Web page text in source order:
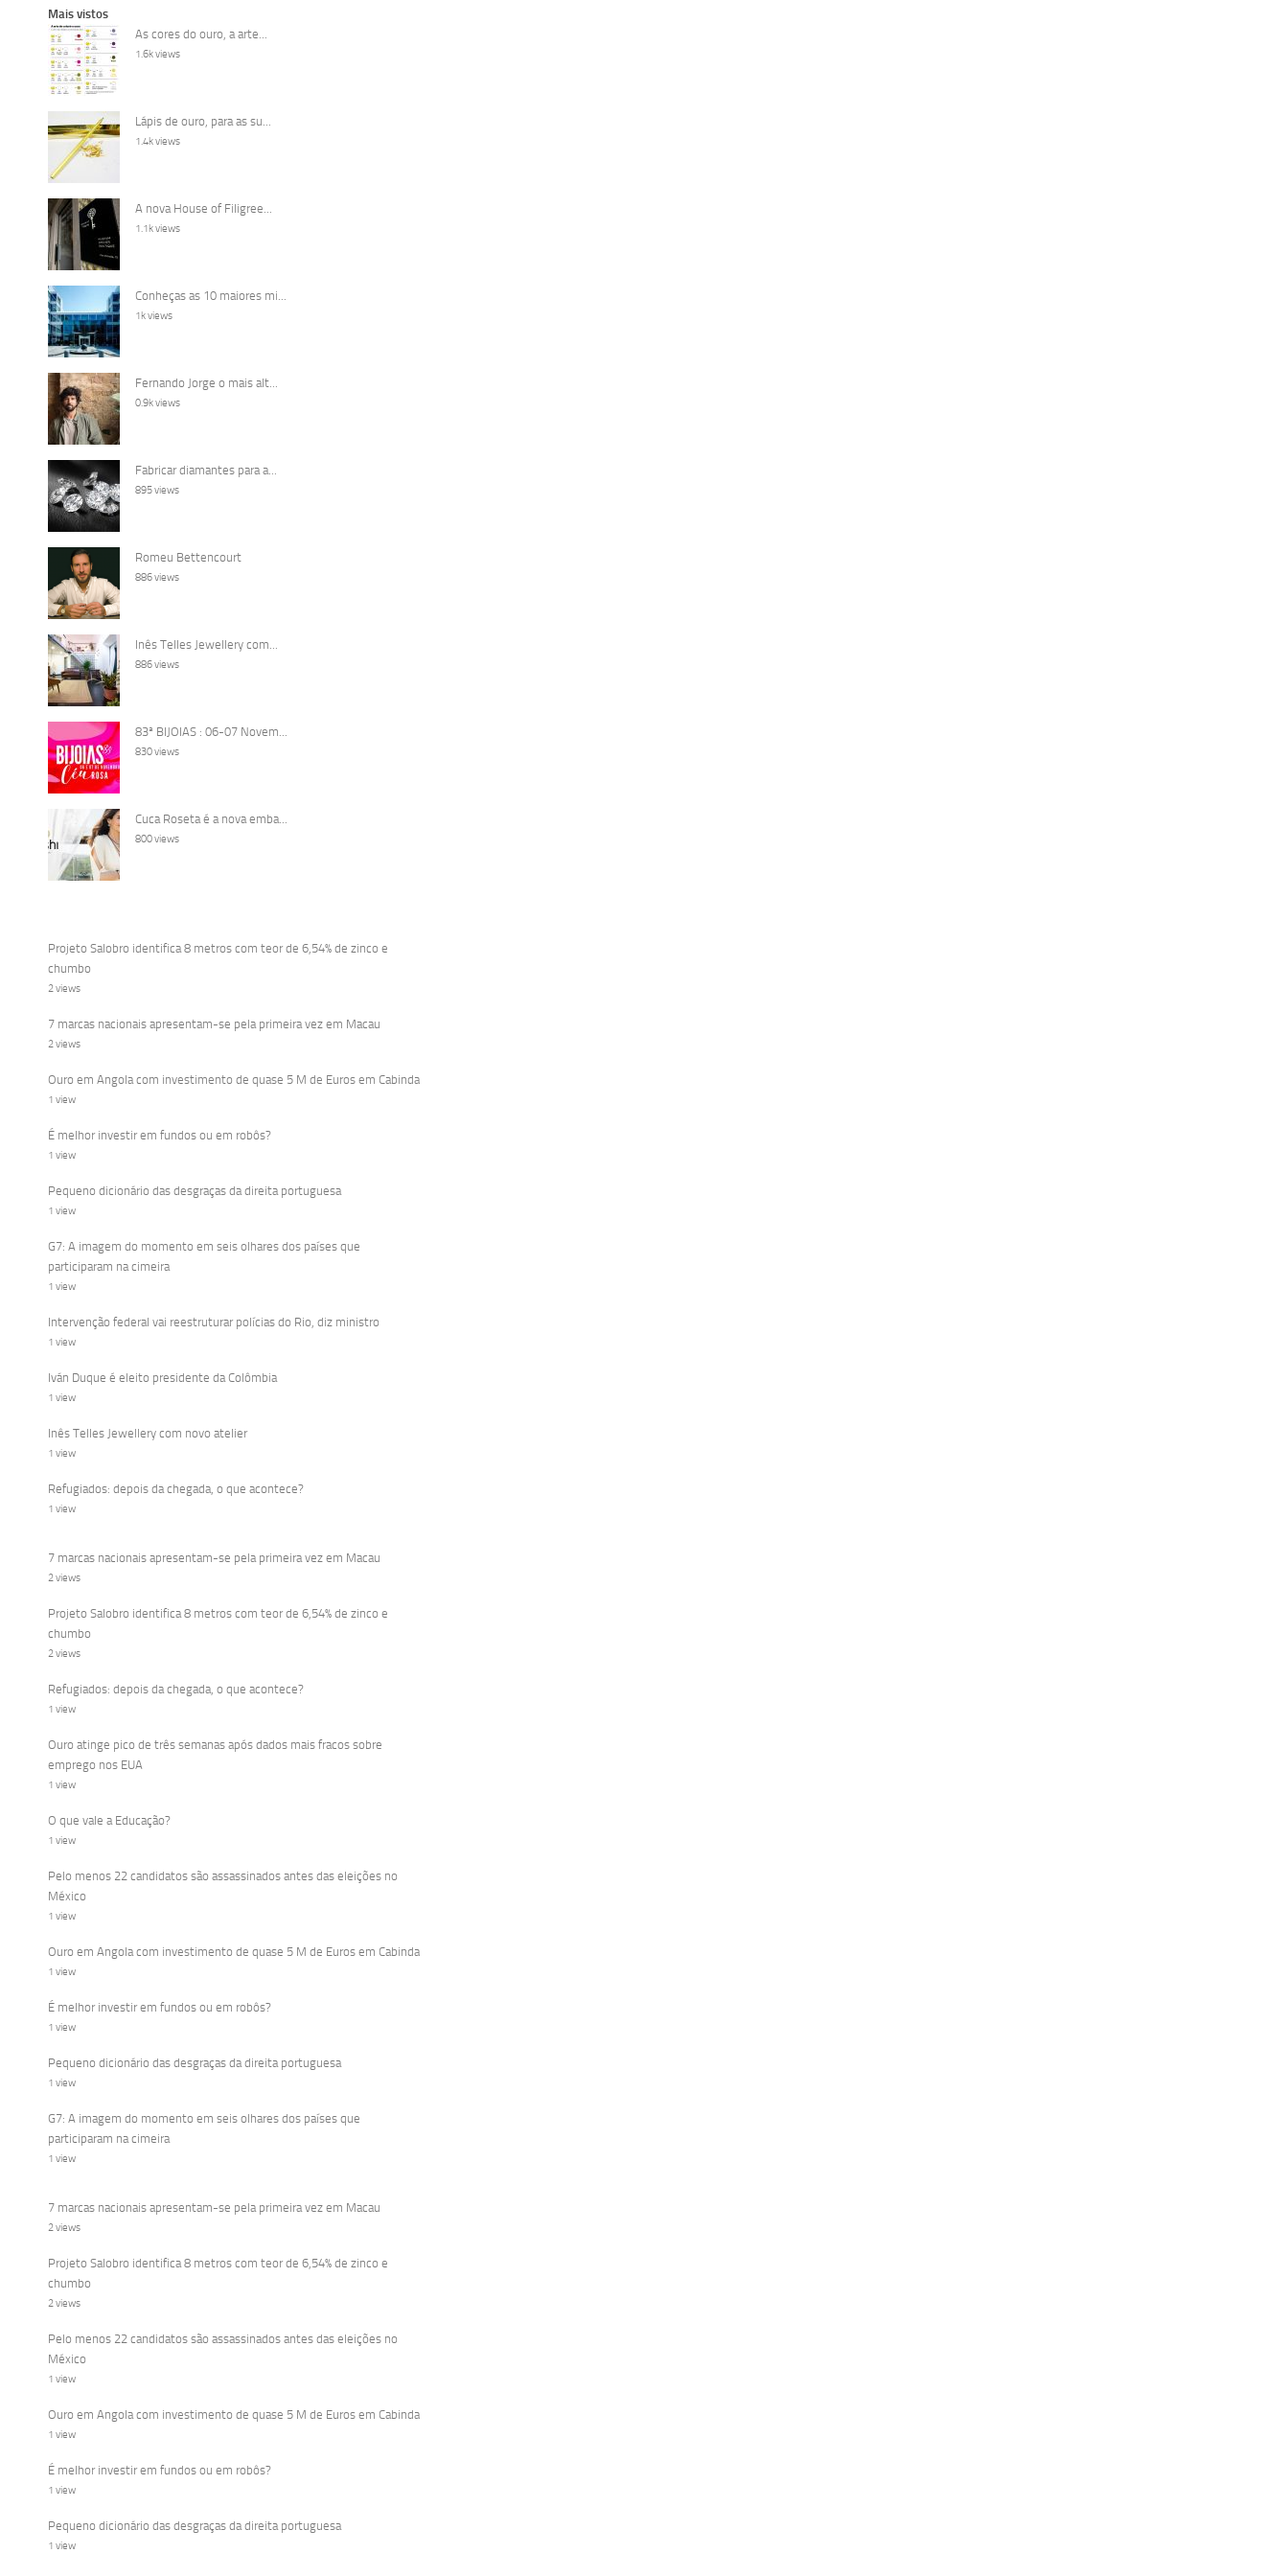
Mais vistos
As cores do ouro, a arte...
1.6k views
Lápis de ouro, para as su...
1.4k views
A nova House of Filigree...
1.1k views
Conheças as 10 maiores mi...
1k views
Fernando Jorge o mais alt...
0.9k views
Fabricar diamantes para a...
895 views
Romeu Bettencourt
886 views
Inês Telles Jewellery com...
886 views
83ª BIJOIAS : 06-07 Novem...
830 views
Cuca Roseta é a nova emba...
800 views
Projeto Salobro identifica 8 metros com teor de 6,54% de zinco e
chumbo
2 views
7 marcas nacionais apresentam-se pela primeira vez em Macau
2 views
Ouro em Angola com investimento de quase 5 M de Euros em Cabinda
1 view
É melhor investir em fundos ou em robôs?
1 view
Pequeno dicionário das desgraças da direita portuguesa
1 view
G7: A imagem do momento em seis olhares dos países que
participaram na cimeira
1 view
Intervenção federal vai reestruturar polícias do Rio, diz ministro
1 view
Iván Duque é eleito presidente da Colômbia
1 view
Inês Telles Jewellery com novo atelier
1 view
Refugiados: depois da chegada, o que acontece?
1 view
7 marcas nacionais apresentam-se pela primeira vez em Macau
2 views
Projeto Salobro identifica 8 metros com teor de 6,54% de zinco e
chumbo
2 views
Refugiados: depois da chegada, o que acontece?
1 view
Ouro atinge pico de três semanas após dados mais fracos sobre
emprego nos EUA
1 view
O que vale a Educação?
1 view
Pelo menos 22 candidatos são assassinados antes das eleições no
México
1 view
Ouro em Angola com investimento de quase 5 M de Euros em Cabinda
1 view
É melhor investir em fundos ou em robôs?
1 view
Pequeno dicionário das desgraças da direita portuguesa
1 view
G7: A imagem do momento em seis olhares dos países que
participaram na cimeira
1 view
7 marcas nacionais apresentam-se pela primeira vez em Macau
2 views
Projeto Salobro identifica 8 metros com teor de 6,54% de zinco e
chumbo
2 views
Pelo menos 22 candidatos são assassinados antes das eleições no
México
1 view
Ouro em Angola com investimento de quase 5 M de Euros em Cabinda
1 view
É melhor investir em fundos ou em robôs?
1 view
Pequeno dicionário das desgraças da direita portuguesa
1 view